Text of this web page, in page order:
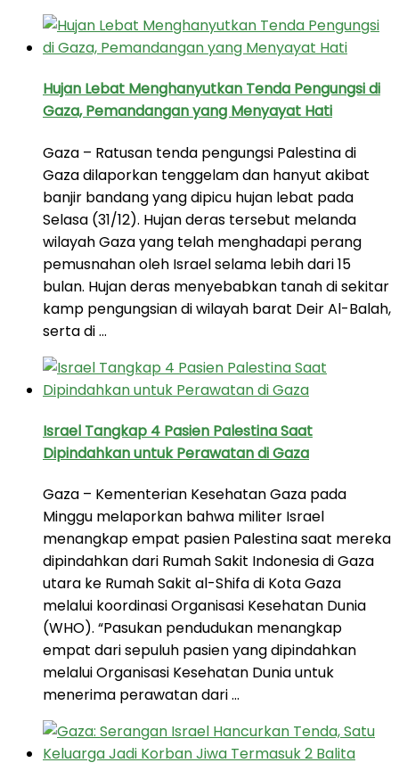
Hujan Lebat Menghanyutkan Tenda Pengungsi di
Gaza, Pemandangan yang Menyayat Hati
Gaza – Ratusan tenda pengungsi Palestina di
Gaza dilaporkan tenggelam dan hanyut akibat
banjir bandang yang dipicu hujan lebat pada
Selasa (31/12). Hujan deras tersebut melanda
wilayah Gaza yang telah menghadapi perang
pemusnahan oleh Israel selama lebih dari 15
bulan. Hujan deras menyebabkan tanah di sekitar
kamp pengungsian di wilayah barat Deir Al-Balah,
serta di …
Israel Tangkap 4 Pasien Palestina Saat
Dipindahkan untuk Perawatan di Gaza
Gaza – Kementerian Kesehatan Gaza pada
Minggu melaporkan bahwa militer Israel
menangkap empat pasien Palestina saat mereka
dipindahkan dari Rumah Sakit Indonesia di Gaza
utara ke Rumah Sakit al-Shifa di Kota Gaza
melalui koordinasi Organisasi Kesehatan Dunia
(WHO). “Pasukan pendudukan menangkap
empat dari sepuluh pasien yang dipindahkan
melalui Organisasi Kesehatan Dunia untuk
menerima perawatan dari …